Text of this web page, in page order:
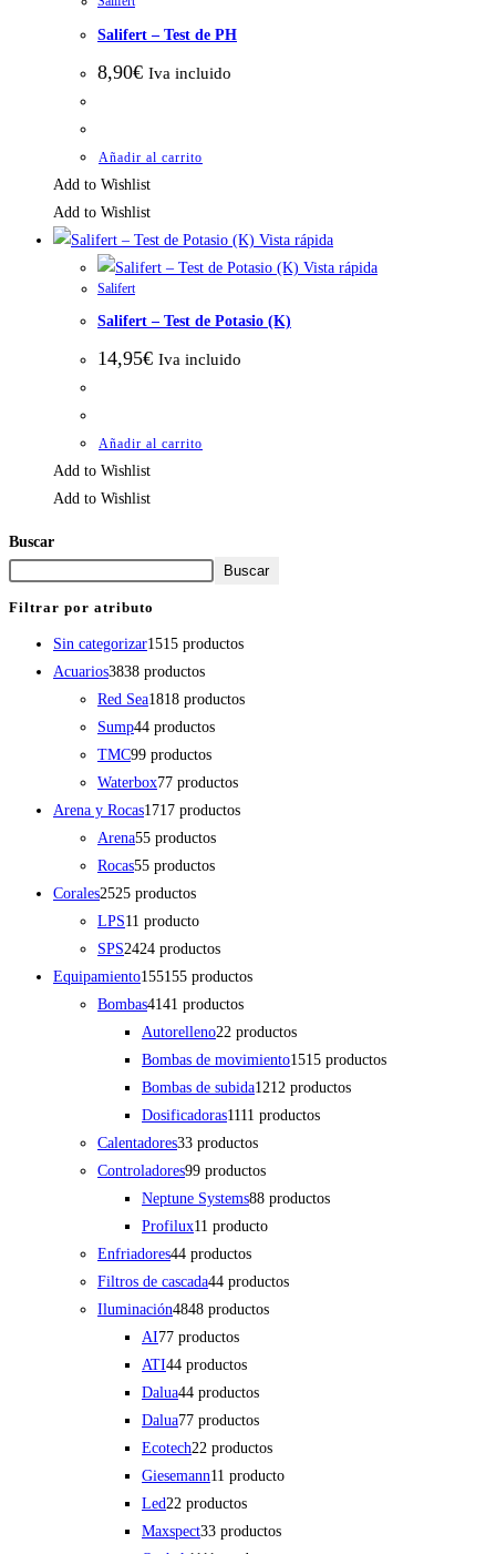
Salifert – Test de PH
8,90€ Iva incluido
Añadir al carrito
Add to Wishlist
Add to Wishlist
Vista rápida
Vista rápida
Salifert
Salifert – Test de Potasio (K)
14,95€ Iva incluido
Añadir al carrito
Add to Wishlist
Add to Wishlist
Buscar
Buscar
Filtrar por atributo
Sin categorizar1515 productos
Acuarios3838 productos
Red Sea1818 productos
Sump44 productos
TMC99 productos
Waterbox77 productos
Arena y Rocas1717 productos
Arena55 productos
Rocas55 productos
Corales2525 productos
LPS1 1 producto
SPS2424 productos
Equipamiento155155 productos
Bombas41 41 productos
Autorelleno22 productos
Bombas de movimiento1515 productos
Bombas de subida1212 productos
Dosificadoras11 11 productos
Calentadores33 productos
Controladores99 productos
Neptune Systems88 productos
Profilux1 1 producto
Enfriadores44 productos
Filtros de cascada44 productos
Iluminación4848 productos
AI77 productos
ATI44 productos
Dalua44 productos
Dalua77 productos
Ecotech22 productos
Giesemann1 1 producto
Led 22 productos
Maxspect33 productos